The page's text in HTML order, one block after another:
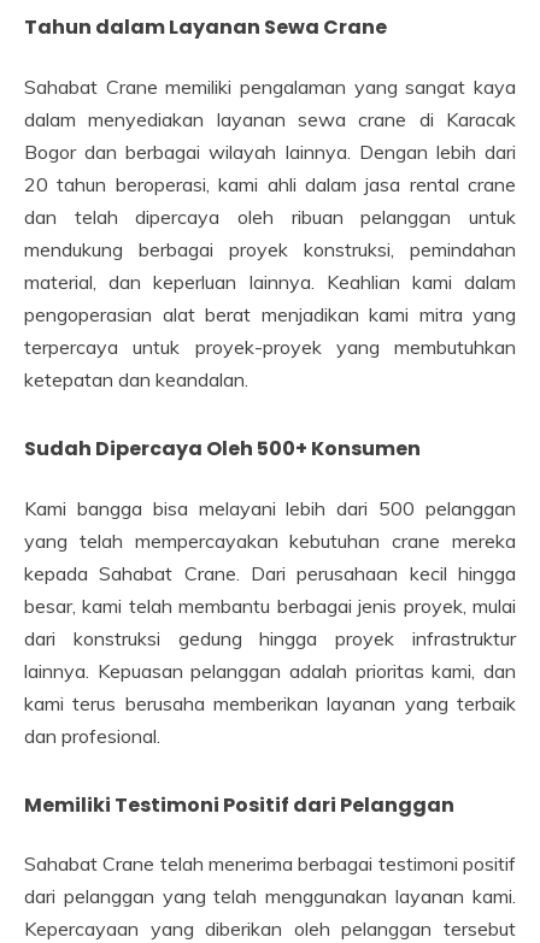
Tahun dalam Layanan Sewa Crane
Sahabat Crane memiliki pengalaman yang sangat kaya
dalam menyediakan layanan sewa crane di Karacak
Bogor dan berbagai wilayah lainnya. Dengan lebih dari
20 tahun beroperasi, kami ahli dalam jasa rental crane
dan telah dipercaya oleh ribuan pelanggan untuk
mendukung berbagai proyek konstruksi, pemindahan
material, dan keperluan lainnya. Keahlian kami dalam
pengoperasian alat berat menjadikan kami mitra yang
terpercaya untuk proyek-proyek yang membutuhkan
ketepatan dan keandalan.
Sudah Dipercaya Oleh 500+ Konsumen
Kami bangga bisa melayani lebih dari 500 pelanggan
yang telah mempercayakan kebutuhan crane mereka
kepada Sahabat Crane. Dari perusahaan kecil hingga
besar, kami telah membantu berbagai jenis proyek, mulai
dari konstruksi gedung hingga proyek infrastruktur
lainnya. Kepuasan pelanggan adalah prioritas kami, dan
kami terus berusaha memberikan layanan yang terbaik
dan profesional.
Memiliki Testimoni Positif dari Pelanggan
Sahabat Crane telah menerima berbagai testimoni positif
dari pelanggan yang telah menggunakan layanan kami.
Kepercayaan yang diberikan oleh pelanggan tersebut